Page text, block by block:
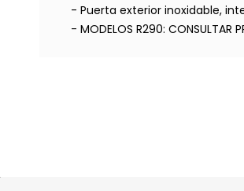
- Puerta exterior inoxidable,
- MODELOS R290: CONSULTAR